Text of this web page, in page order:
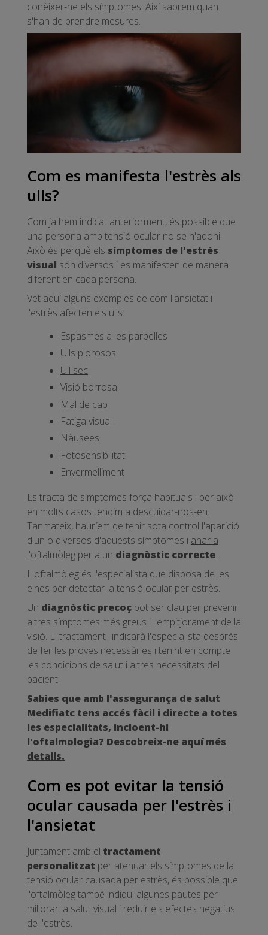
conèixer-ne els símptomes. Així sabrem quan
s'han de prendre mesures.
Com es manifesta l'estrès als
ulls?
Com ja hem indicat anteriorment, és possible que
una persona amb tensió ocular no se n'adoni.
Això és perquè els símptomes de l'estrès
visual són diversos i es manifesten de manera
diferent en cada persona.
Vet aquí alguns exemples de com l'ansietat i
l'estrès afecten els ulls:
Espasmes a les parpelles
Ulls plorosos
Ull sec
Visió borrosa
Mal de cap
Fatiga visual
Nàusees
Fotosensibilitat
Envermelliment
Es tracta de símptomes força habituals i per això
en molts casos tendim a descuidar-nos-en.
Tanmateix, hauríem de tenir sota control l'aparició
d'un o diversos d'aquests símptomes i anar a
l'oftalmòleg per a un diagnòstic correcte.
L'oftalmòleg és l'especialista que disposa de les
eines per detectar la tensió ocular per estrès.
Un diagnòstic precoç pot ser clau per prevenir
altres símptomes més greus i l'empitjorament de la
visió. El tractament l'indicarà l'especialista després
de fer les proves necessàries i tenint en compte
les condicions de salut i altres necessitats del
pacient.
Sabies que amb l'assegurança de salut
Medifiatc tens accés fàcil i directe a totes
les especialitats, incloent-hi
l'oftalmologia? Descobreix-ne aquí més
detalls.
Com es pot evitar la tensió
ocular causada per l'estrès i
l'ansietat
Juntament amb el tractament
personalitzat per atenuar els símptomes de la
tensió ocular causada per estrès, és possible que
l'oftalmòleg també indiqui algunes pautes per
millorar la salut visual i reduir els efectes negatius
de l'estrès.